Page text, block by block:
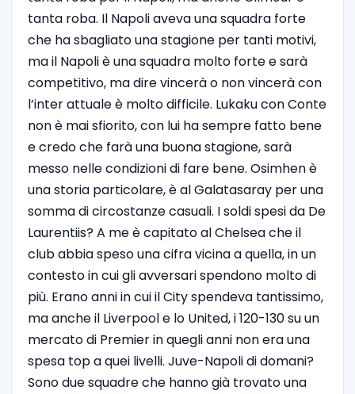
tanta roba. Il Napoli aveva una squadra forte
che ha sbagliato una stagione per tanti motivi,
ma il Napoli è una squadra molto forte e sarà
competitivo, ma dire vincerà o non vincerà con
l’inter attuale è molto difficile. Lukaku con Conte
non è mai sfiorito, con lui ha sempre fatto bene
e credo che farà una buona stagione, sarà
messo nelle condizioni di fare bene. Osimhen è
una storia particolare, è al Galatasaray per una
somma di circostanze casuali. I soldi spesi da De
Laurentiis? A me è capitato al Chelsea che il
club abbia speso una cifra vicina a quella, in un
contesto in cui gli avversari spendono molto di
più. Erano anni in cui il City spendeva tantissimo,
ma anche il Liverpool e lo United, i 120-130 su un
mercato di Premier in quegli anni non era una
spesa top a quei livelli. Juve-Napoli di domani?
Sono due squadre che hanno già trovato una